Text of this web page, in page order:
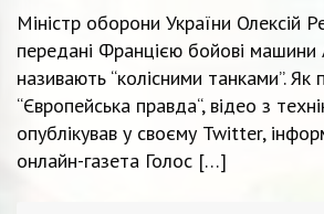
Міністр оборони України Олексій
передані Францією бойові машини
називають “колісними танками”. Як
“Європейська правда“, відео з
опублікував у своєму Twitter,
онлайн-газета Голос […]